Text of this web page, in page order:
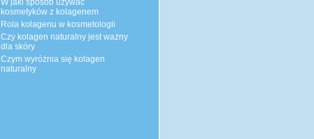
W jaki sposób używać
kosmetyków z kolagenem
Rola kolagenu w kosmetologii
Czy kolagen naturalny jest ważny
dla skóry
Czym wyróżnia się kolagen
naturalny